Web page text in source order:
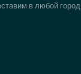
в любой город